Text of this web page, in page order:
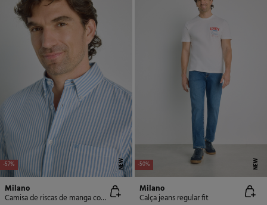
-57% NEW
Milano
Camisa de riscas de manga comprida
-50% NEW
Milano
Calça jeans regular fit